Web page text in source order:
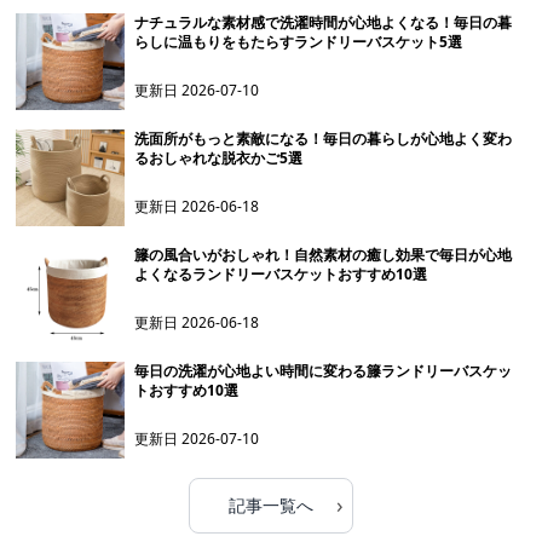
ナチュラルな素材感で洗濯時間が心地よくなる！毎日の暮
らしに温もりをもたらすランドリーバスケット5選
更新日2026-07-10
洗面所がもっと素敵になる！毎日の暮らしが心地よく変わ
るおしゃれな脱衣かご5選
更新日2026-06-18
籐の風合いがおしゃれ！自然素材の癒し効果で毎日が心地
よくなるランドリーバスケットおすすめ10選
更新日2026-06-18
毎日の洗濯が心地よい時間に変わる籐ランドリーバスケッ
トおすすめ10選
更新日2026-07-10
記事一覧へ ›